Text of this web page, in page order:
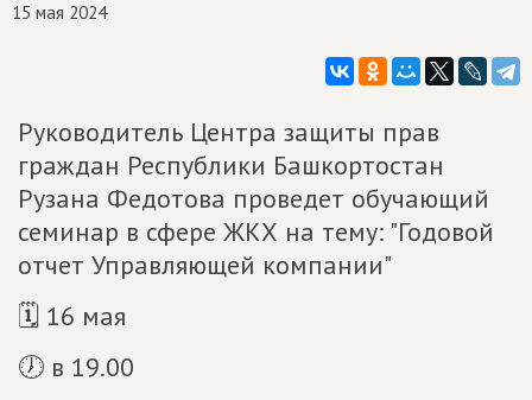
15 мая 2024
Руководитель Центра защиты прав
граждан Республики Башкортостан
Рузана Федотова проведет обучающий
семинар в сфере ЖКХ на тему: "Годовой
отчет Управляющей компании"
🗓 16 мая
🕖 в 19.00